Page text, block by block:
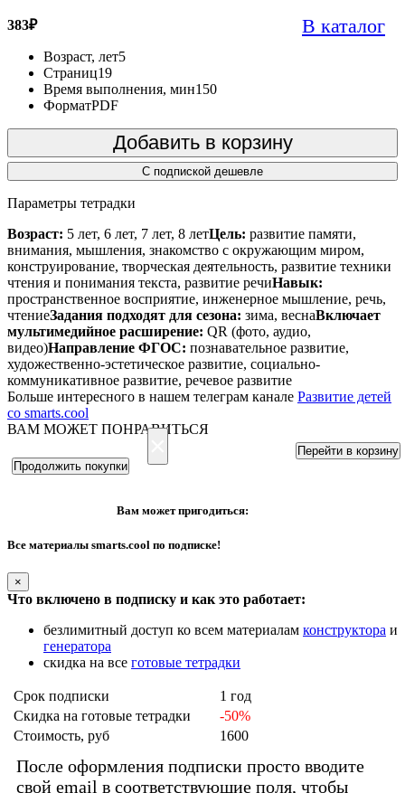
383₽ В каталог
Возраст, лет5
Страниц19
Время выполнения, мин150
ФорматPDF
Добавить в корзину
С подпиской дешевле
Параметры тетрадки
Возраст: 5 лет, 6 лет, 7 лет, 8 летЦель: развитие памяти,
внимания, мышления, знакомство с окружающим миром,
конструирование, творческая деятельность, развитие техники
чтения и понимания текста, развитие речиНавык:
пространственное восприятие, инженерное мышление, речь,
чтениеЗадания подходят для сезона: зима, веснаВключает
мультимедийное расширение: QR (фото, аудио,
видео)Направление ФГОС: познавательное развитие,
художественно-эстетическое развитие, социально-
коммуникативное развитие, речевое развитие
Больше интересного в нашем телеграм канале Развитие детей
со smarts.cool
ВАМ МОЖЕТ ПОНРАВИТЬСЯ
Продолжить покупки
Перейти в корзину
Вам может пригодиться:
Все материалы smarts.cool по подписке!
×
Что включено в подписку и как это работает:
безлимитный доступ ко всем материалам конструктора и
генератора
скидка на все готовые тетрадки
Срок подписки
1 год
Скидка на готовые тетрадки
-50%
Стоимость, руб
1600
После оформления подписки просто вводите
свой email в соответствующие поля, чтобы